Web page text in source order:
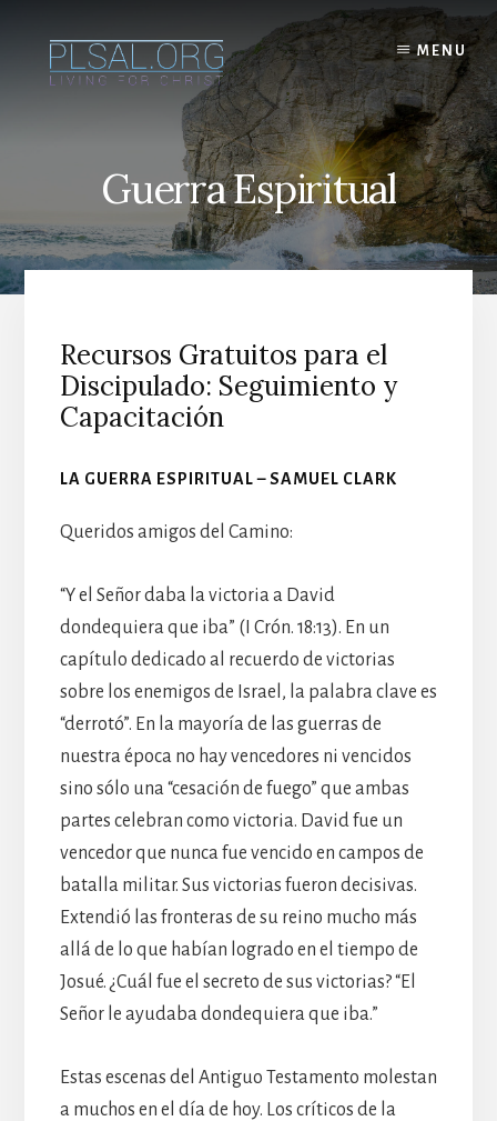
content
MENU
Guerra Espiritual
Recursos Gratuitos para el
Discipulado: Seguimiento y
Capacitación
LA GUERRA ESPIRITUAL – SAMUEL CLARK
Queridos amigos del Camino:
“Y el Señor daba la victoria a David
dondequiera que iba” (I Crón. 18:13). En un
capítulo dedicado al recuerdo de victorias
sobre los enemigos de Israel, la palabra clave es
“derrotó”. En la mayoría de las guerras de
nuestra época no hay vencedores ni vencidos
sino sólo una “cesación de fuego” que ambas
partes celebran como victoria. David fue un
vencedor que nunca fue vencido en campos de
batalla militar. Sus victorias fueron decisivas.
Extendió las fronteras de su reino mucho más
allá de lo que habían logrado en el tiempo de
Josué. ¿Cuál fue el secreto de sus victorias? “El
Señor le ayudaba dondequiera que iba.”
Estas escenas del Antiguo Testamento molestan
a muchos en el día de hoy. Los críticos de la